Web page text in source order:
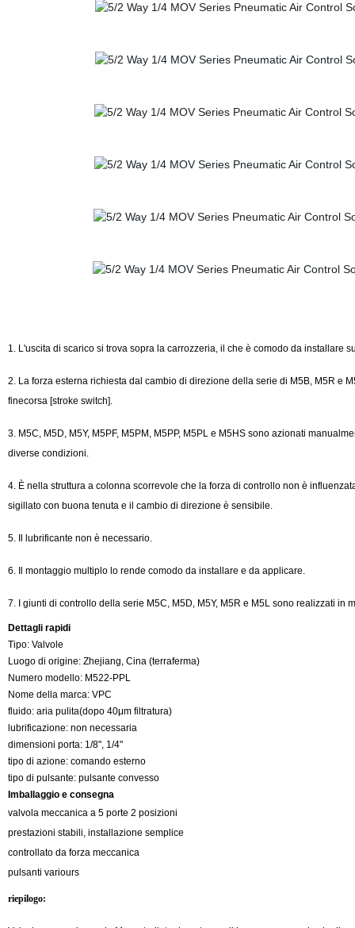
1. L'uscita di scarico si trova sopra la carrozzeria, il che è comodo da installare
2. La forza esterna richiesta dal cambio di direzione della serie di M5B, M5R e
finecorsa [stroke switch].
3. M5C, M5D, M5Y, M5PF, M5PM, M5PP, M5PL e M5HS sono azionati
diverse condizioni.
4. È nella struttura a colonna scorrevole che la forza di controllo non è
sigillato con buona tenuta e il cambio di direzione è sensibile.
5. Il lubrificante non è necessario.
6. Il montaggio multiplo lo rende comodo da installare e da applicare.
7. I giunti di controllo della serie M5C, M5D, M5Y, M5R e M5L sono realizzati
Dettagli rapidi
Tipo: Valvole
Luogo di origine: Zhejiang, Cina (terraferma)
Numero modello: M522-PPL
Nome della marca: VPC
fluido: aria pulita(dopo 40μm filtratura)
lubrificazione: non necessaria
dimensioni porta: 1/8", 1/4"
tipo di azione: comando esterno
tipo di pulsante: pulsante convesso
Imballaggio e consegna
valvola meccanica a 5 porte 2 posizioni
prestazioni stabili, installazione semplice
controllato da forza meccanica
pulsanti variours
riepilogo: